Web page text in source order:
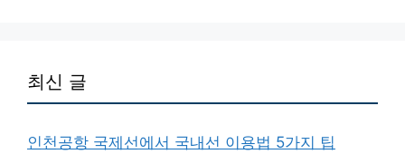
최신 글
인천공항 국제선에서 국내선 이용법 5가지 팁